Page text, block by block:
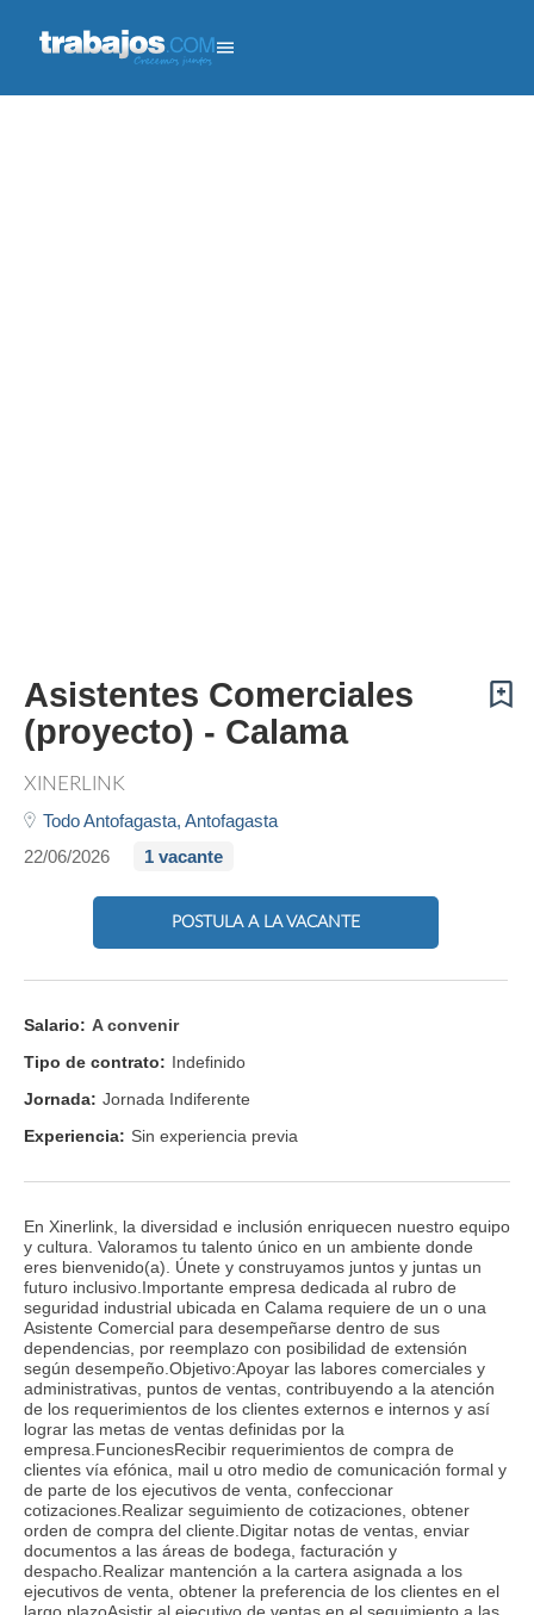
Asistentes Comerciales
(proyecto) - Calama
XINERLINK
Todo Antofagasta, Antofagasta
22/06/2026
1 vacante
POSTULA A LA VACANTE
Salario: A convenir
Tipo de contrato: Indefinido
Jornada: Jornada Indiferente
Experiencia: Sin experiencia previa
En Xinerlink, la diversidad e inclusión enriquecen nuestro equipo
y cultura. Valoramos tu talento único en un ambiente donde
eres bienvenido(a). Únete y construyamos juntos y juntas un
futuro inclusivo.Importante empresa dedicada al rubro de
seguridad industrial ubicada en Calama requiere de un o una
Asistente Comercial para desempeñarse dentro de sus
dependencias, por reemplazo con posibilidad de extensión
según desempeño.Objetivo:Apoyar las labores comerciales y
administrativas, puntos de ventas, contribuyendo a la atención
de los requerimientos de los clientes externos e internos y así
lograr las metas de ventas definidas por la
empresa.FuncionesRecibir requerimientos de compra de
clientes vía efónica, mail u otro medio de comunicación formal y
de parte de los ejecutivos de venta, confeccionar
cotizaciones.Realizar seguimiento de cotizaciones, obtener
orden de compra del cliente.Digitar notas de ventas, enviar
documentos a las áreas de bodega, facturación y
despacho.Realizar mantención a la cartera asignada a los
ejecutivos de venta, obtener la preferencia de los clientes en el
largo plazoAsistir al ejecutivo de ventas en el seguimiento a las